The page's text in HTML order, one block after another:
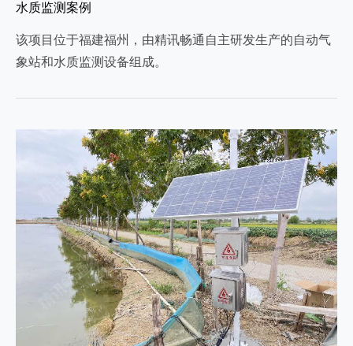
水质监测案例
该项目位于福建福州，由精讯畅通自主研发生产的自动气
象站和水质监测设备组成。